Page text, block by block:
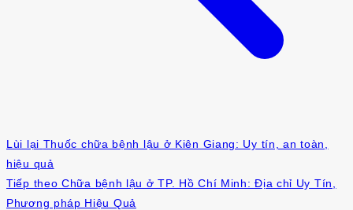
Lùi lại Thuốc chữa bệnh lậu ở Kiên Giang: Uy tín, an toàn,
hiệu quả
Tiếp theo Chữa bệnh lậu ở TP. Hồ Chí Minh: Địa chỉ Uy Tín,
Phương pháp Hiệu Quả